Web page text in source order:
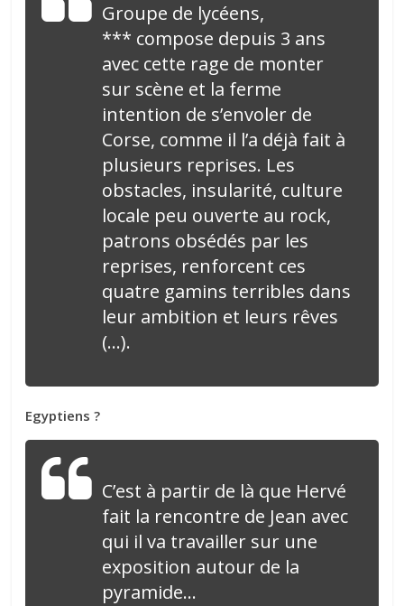
Groupe de lycéens,
*** compose depuis 3 ans
avec cette rage de monter
sur scène et la ferme
intention de s’envoler de
Corse, comme il l’a déjà fait à
plusieurs reprises. Les
obstacles, insularité, culture
locale peu ouverte au rock,
patrons obsédés par les
reprises, renforcent ces
quatre gamins terribles dans
leur ambition et leurs rêves
(…).
Egyptiens ?
C’est à partir de là que Hervé
fait la rencontre de Jean avec
qui il va travailler sur une
exposition autour de la
pyramide…